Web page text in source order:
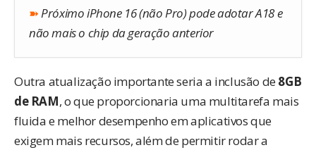
➽Próximo iPhone 16 (não Pro) pode adotar A18 e
não mais o chip da geração anterior
Outra atualização importante seria a inclusão de 8GB
de RAM, o que proporcionaria uma multitarefa mais
fluida e melhor desempenho em aplicativos que
exigem mais recursos, além de permitir rodar a